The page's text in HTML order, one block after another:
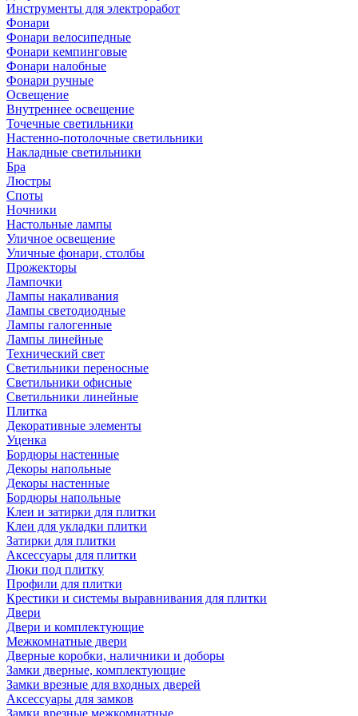
Инструменты для электроработ
Фонари
Фонари велосипедные
Фонари кемпинговые
Фонари налобные
Фонари ручные
Освещение
Внутреннее освещение
Точечные светильники
Настенно-потолочные светильники
Накладные светильники
Бра
Люстры
Споты
Ночники
Настольные лампы
Уличное освещение
Уличные фонари, столбы
Прожекторы
Лампочки
Лампы накаливания
Лампы светодиодные
Лампы галогенные
Лампы линейные
Технический свет
Светильники переносные
Светильники офисные
Светильники линейные
Плитка
Декоративные элементы
Уценка
Бордюры настенные
Декоры напольные
Декоры настенные
Бордюры напольные
Клеи и затирки для плитки
Клеи для укладки плитки
Затирки для плитки
Аксессуары для плитки
Люки под плитку
Профили для плитки
Крестики и системы выравнивания для плитки
Двери
Двери и комплектующие
Межкомнатные двери
Дверные коробки, наличники и доборы
Замки дверные, комплектующие
Замки врезные для входных дверей
Аксессуары для замков
Замки врезные межкомнатные